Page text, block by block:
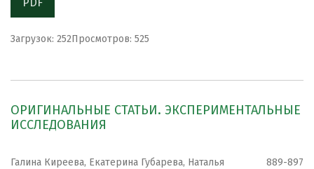
Загрузок: 252Просмотров: 525
ОРИГИНАЛЬНЫЕ СТАТЬИ. ЭКСПЕРИМЕНТАЛЬНЫЕ
ИССЛЕДОВАНИЯ
Галина Киреева, Екатерина Губарева, Наталья
889-897